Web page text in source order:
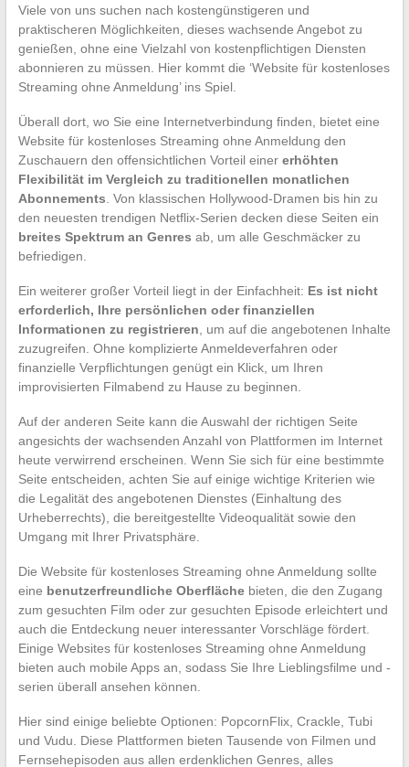
Viele von uns suchen nach kostengünstigeren und
praktischeren Möglichkeiten, dieses wachsende Angebot zu
genießen, ohne eine Vielzahl von kostenpflichtigen Diensten
abonnieren zu müssen. Hier kommt die ‘Website für kostenloses
Streaming ohne Anmeldung’ ins Spiel.
Überall dort, wo Sie eine Internetverbindung finden, bietet eine
Website für kostenloses Streaming ohne Anmeldung den
Zuschauern den offensichtlichen Vorteil einer erhöhten
Flexibilität im Vergleich zu traditionellen monatlichen
Abonnements. Von klassischen Hollywood-Dramen bis hin zu
den neuesten trendigen Netflix-Serien decken diese Seiten ein
breites Spektrum an Genres ab, um alle Geschmäcker zu
befriedigen.
Ein weiterer großer Vorteil liegt in der Einfachheit: Es ist nicht
erforderlich, Ihre persönlichen oder finanziellen
Informationen zu registrieren, um auf die angebotenen Inhalte
zuzugreifen. Ohne komplizierte Anmeldeverfahren oder
finanzielle Verpflichtungen genügt ein Klick, um Ihren
improvisierten Filmabend zu Hause zu beginnen.
Auf der anderen Seite kann die Auswahl der richtigen Seite
angesichts der wachsenden Anzahl von Plattformen im Internet
heute verwirrend erscheinen. Wenn Sie sich für eine bestimmte
Seite entscheiden, achten Sie auf einige wichtige Kriterien wie
die Legalität des angebotenen Dienstes (Einhaltung des
Urheberrechts), die bereitgestellte Videoqualität sowie den
Umgang mit Ihrer Privatsphäre.
Die Website für kostenloses Streaming ohne Anmeldung sollte
eine benutzerfreundliche Oberflächebieten, die den Zugang
zum gesuchten Film oder zur gesuchten Episode erleichtert und
auch die Entdeckung neuer interessanter Vorschläge fördert.
Einige Websites für kostenloses Streaming ohne Anmeldung
bieten auch mobile Apps an, sodass Sie Ihre Lieblingsfilme und -
serien überall ansehen können.
Hier sind einige beliebte Optionen: PopcornFlix, Crackle, Tubi
und Vudu. Diese Plattformen bieten Tausende von Filmen und
Fernsehepisoden aus allen erdenklichen Genres, alles